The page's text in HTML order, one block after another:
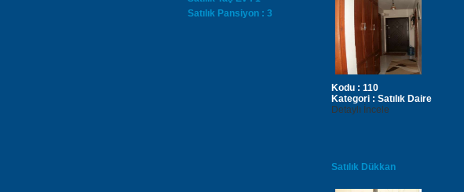
Satılık Pansiyon : 3
Kodu : 110
Kategori : Satılık Daire
Detaylı İncele
Satılık Dükkan